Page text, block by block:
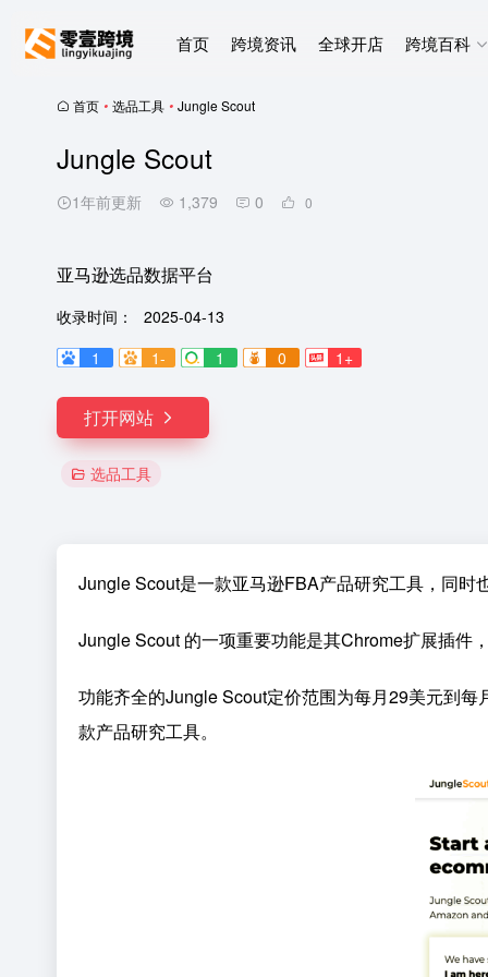
首页 跨境资讯 全球开店 跨境百科
首页 • 选品工具 • Jungle Scout
Jungle Scout
1年前更新 1,379 0 0
亚马逊选品数据平台
收录时间：
2025-04-13
1
1- 1 0 1+
打开网站
选品工具
Jungle Scout是一款亚马逊FBA产品研究工具，同
Jungle Scout 的一项重要功能是其Chrome扩展插件
功能齐全的Jungle Scout定价范围为每月29美元到
款产品研究工具。